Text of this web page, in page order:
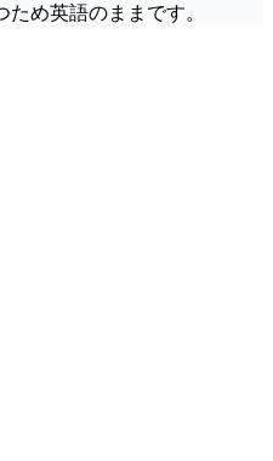
め英語のままです。